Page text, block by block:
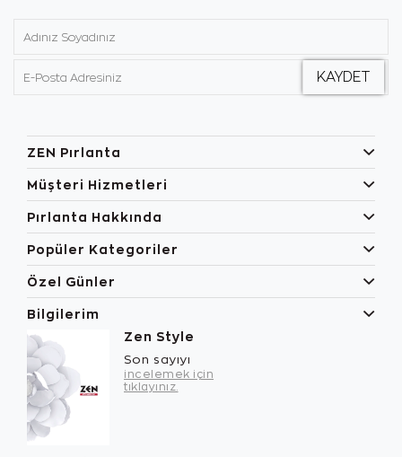
ZEN Pırlanta
Müşteri Hizmetleri
Pırlanta Hakkında
Popüler Kategoriler
Özel Günler
Bilgilerim
Zen Style
Son sayıyı
incelemek için
tıklayınız.